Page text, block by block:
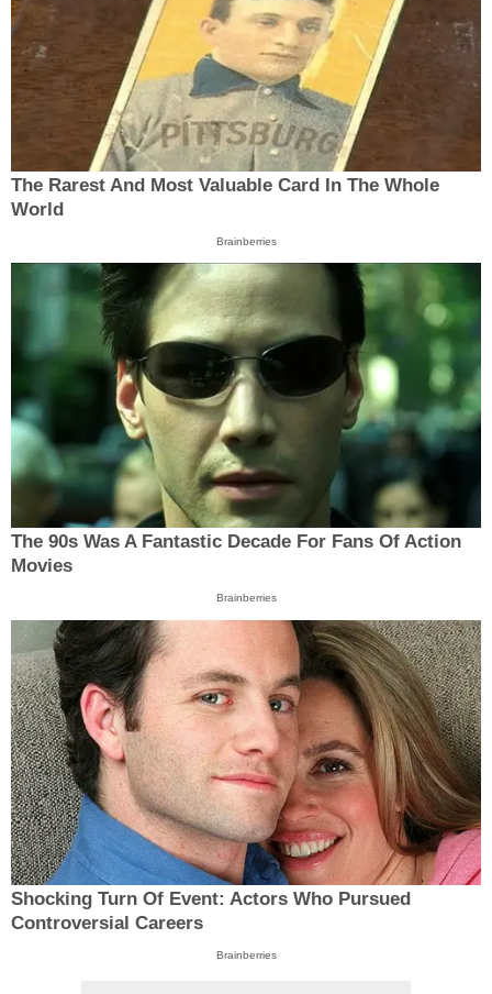
The Rarest And Most Valuable Card In The Whole
World
Brainberries
The 90s Was A Fantastic Decade For Fans Of Action
Movies
Brainberries
Shocking Turn Of Event: Actors Who Pursued
Controversial Careers
Brainberries